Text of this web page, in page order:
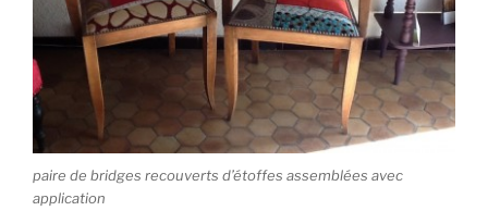
paire de bridges recouverts d’étoffes assemblées avec
application